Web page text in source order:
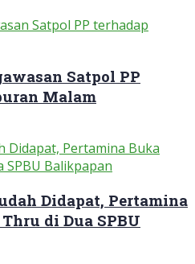
Satpol PP
Malam
Didapat, Pertamina
di Dua SPBU